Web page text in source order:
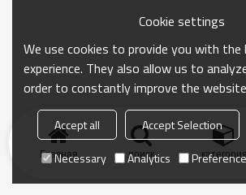
Главная поиск категория
Cookie settings
We use cookies to provide you with the
experience. They also allow us to
order to constantly improve the
Accept all Accept Selection
Necessary
Analytics